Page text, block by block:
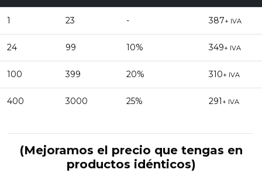
1 23 - 387+ IVA
24 99 10% 349+ IVA
100 399 20% 310+ IVA
400 3000 25% 291 + IVA
(Mejoramos el precio que tengas en
productos idénticos)